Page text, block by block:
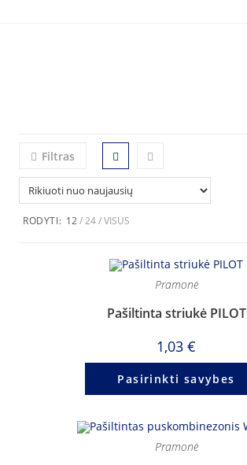
Filtras
RODYTI: 12 24 VISUS
Pramonė
Pašiltinta striukė PILOT
1,03 €
Pasirinkti savybes
Pramonė